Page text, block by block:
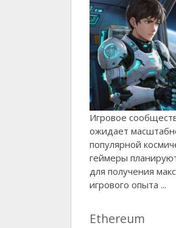
Игровое
ожидает
популярной
геймеры
для получения
игрового опыта ...
Ethereum